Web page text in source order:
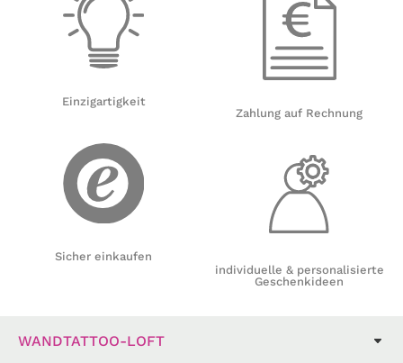
Einzigartigkeit
Sicher einkaufen
Zahlung auf Rechnung
individuelle & personalisierte
Geschenkideen
WANDTATTOO-LOFT